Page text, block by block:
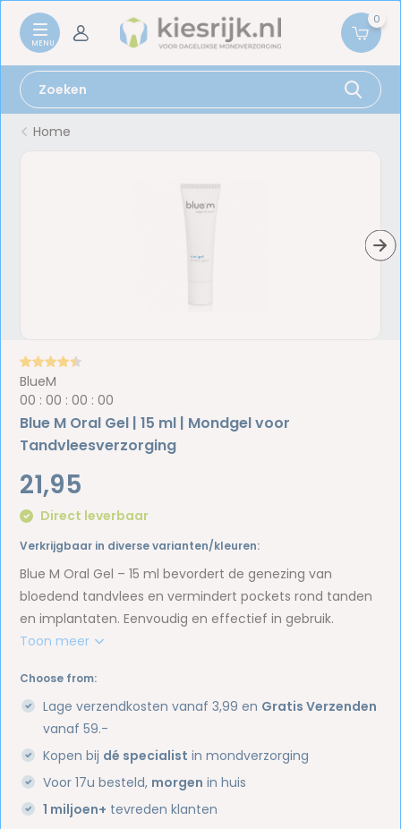
0
Home
BlueM
00 :00 :00 :00
Blue M Oral Gel | 15 ml | Mondgel voor
Tandvleesverzorging
21,95
Direct leverbaar
Verkrijgbaar in diverse varianten/kleuren:
Blue M Oral Gel – 15 ml bevordert de genezing van
bloedend tandvlees en vermindert pockets rond tanden
en implantaten. Eenvoudig en effectief in gebruik.
Toon meer
Choose from:
Lage verzendkosten vanaf 3,99 en Gratis Verzenden
vanaf 59.-
Kopen bij dé specialist in mondverzorging
Voor 17u besteld, morgen in huis
1 miljoen+ tevreden klanten